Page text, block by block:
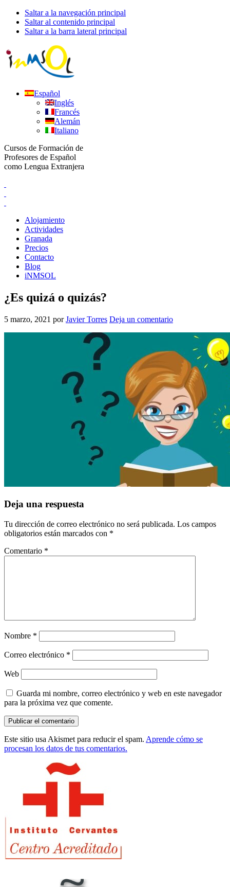
Saltar a la navegación principal
Saltar al contenido principal
Saltar a la barra lateral principal
Español
Inglés
Francés
Alemán
Italiano
Cursos de Formación de
Profesores de Español
como Lengua Extranjera
Alojamiento
Actividades
Granada
Precios
Contacto
Blog
iNMSOL
¿Es quizá o quizás?
5 marzo, 2021 porJavier Torres Deja un comentario
Interacciones
los
lectores
Deja una respuesta
Tu dirección de correo electrónico no será publicada. Los campos
obligatorios están marcados con *
Comentario *
Nombre *
Correo electrónico *
Web
Guarda mi nombre, correo electrónico y web en este navegador
para la próxima vez que comente.
Este sitio usa Akismet para reducir el spam. Aprende cómo se
procesan los datos de tus comentarios.
principal